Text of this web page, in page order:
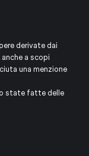
derivate dai
a scopi
una menzione
state fatte delle